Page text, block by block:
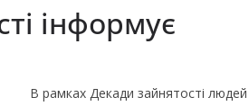
інформує
В рамках Декади зайнятості людей